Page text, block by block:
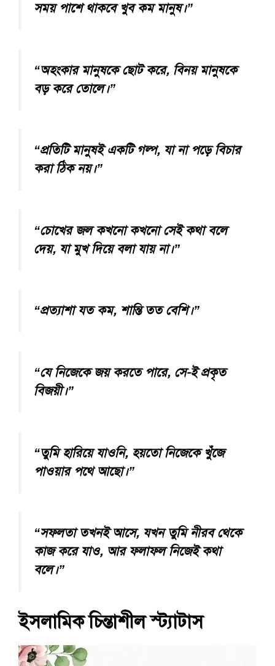
সময় পাশে থাকবে খুব কম মানুষ।”
“অহংকার মানুষকে ছোট করে, বিনয় মানুষকে
বড় করে তোলে।”
“প্রতিটি মানুষই একটি গল্প, যা না পড়ে বিচার
করা ঠিক নয়।”
“চোখের জল কখনো কখনো সেই কথা বলে
দেয়, যা মুখ দিয়ে বলা যায় না।”
“প্রত্যাশা যত কম, শান্তি তত বেশি।”
“যে নিজেকে জয় করতে পারে, সে-ই প্রকৃত
বিজয়ী।”
“তুমি হারিয়ে যাওনি, হয়তো নিজেকে খুঁজে
পাওয়ার পথে আছো।”
“সফলতা তখনই আসে, যখন তুমি নীরব থেকে
কাজ করে যাও, আর ফলাফল নিজেই কথা
বলে।”
ইসলামিক চিন্তাশীল স্ট্যাটাস